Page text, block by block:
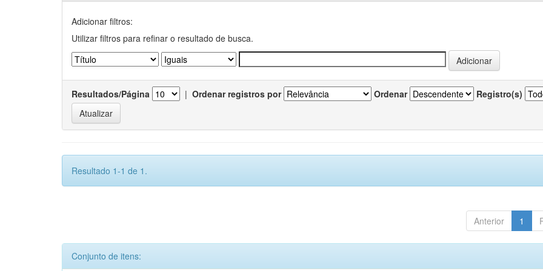
Adicionar filtros:
Utilizar filtros para refinar o resultado de busca.
Resultados/Página | Ordenar registros por Ordenar Registro(s)
Resultado 1-1 de 1.
Anterior 1
Conjunto de itens: